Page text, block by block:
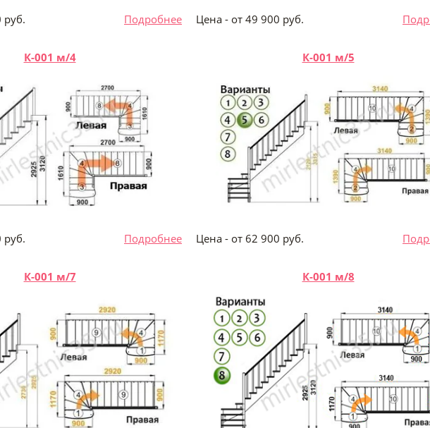
48 300 руб. Подробнее Цена - от 49 900 руб.
К-001 м/4
62 900 руб. Подробнее
К-001 м/5
Цена - от 62 900 руб.
К-001 м/7 К-001 м/8